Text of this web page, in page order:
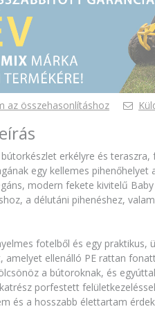
az összehasonlításhoz
erkélyre és teraszra,
egy kellemes pihenőhelyet
modern fekete kivitelű
a délutáni pihenéshez,
fotelből és egy praktikus,
amelyet ellenálló PE rattan
a bútoroknak, és
porfestett
és a hosszabb élettartam